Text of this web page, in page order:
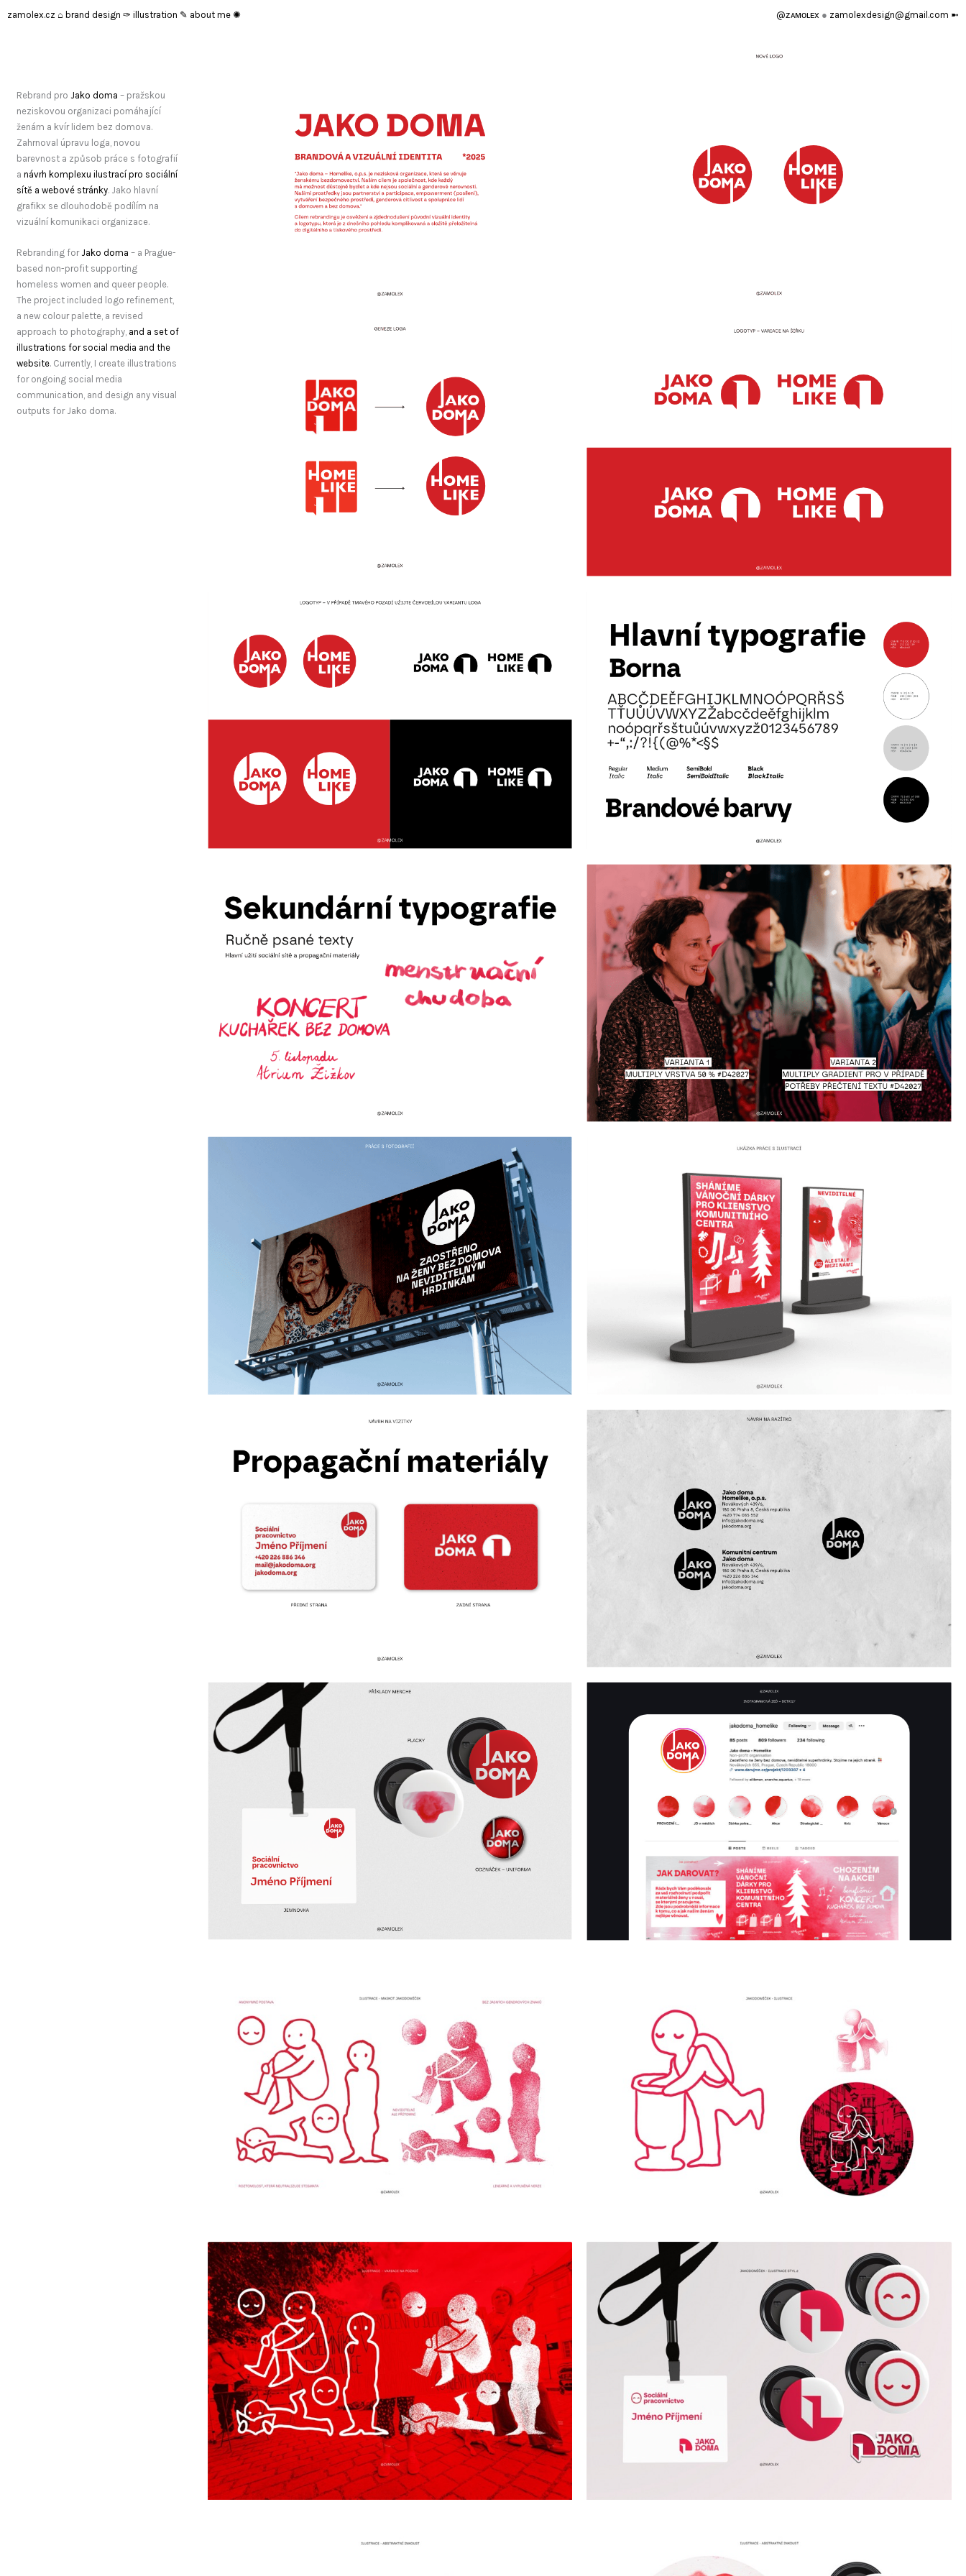
zamolex.cz ⌂ brand design ✑ illustration ✎ about me ✺ @ᴢᴀᴍᴏʟᴇx ● zamolexdesign@gmail.com ➼
Rebrand pro Jako doma – pražskou
neziskovou organizaci pomáhající
ženám a kvír lidem bez domova.
Zahrnoval úpravu loga, novou
barevnost a způsob práce s fotografií
a návrh komplexu ilustrací pro sociální
sítě a webové stránky. Jako hlavní
grafikx se dlouhodobě podílím na
vizuální komunikaci organizace.
Rebranding for Jako doma – a Prague-
based non-profit supporting
homeless women and queer people.
The project included logo refinement,
a new colour palette, a revised
approach to photography, and a set of
illustrations for social media and the
website. Currently, I create illustrations
for ongoing social media
communication, and design any visual
outputs for Jako doma.